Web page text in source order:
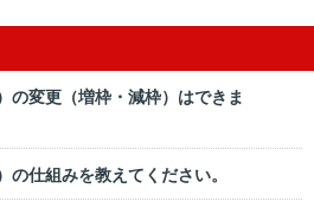
の変更（増枠・減枠）はできま
の仕組みを教えてください。